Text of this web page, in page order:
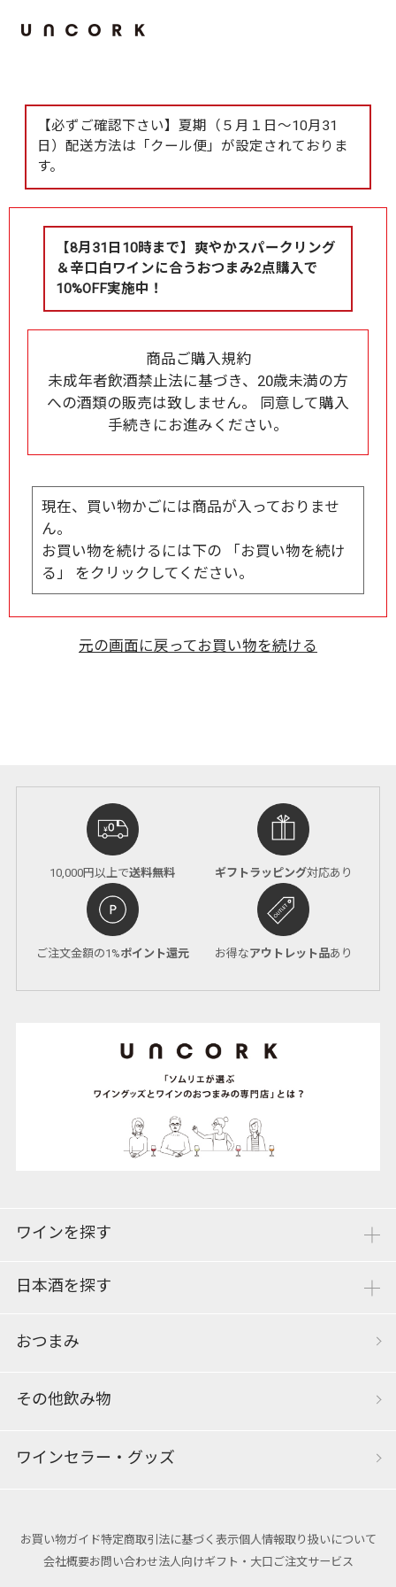
【必ずご確認下さい】夏期（５月１日～10月31
日）配送方法は「クール便」が設定されておりま
す。
【8月31日10時まで】爽やかスパークリング
＆辛口白ワインに合うおつまみ2点購入で
10%OFF実施中！
商品ご購入規約
未成年者飲酒禁止法に基づき、20歳未満の方
への酒類の販売は致しません。 同意して購入
手続きにお進みください。
現在、買い物かごには商品が入っておりませ
ん。
お買い物を続けるには下の 「お買い物を続け
る」 をクリックしてください。
元の画面に戻ってお買い物を続ける
10,000円以上で送料無料 ギフトラッピング対応あり
ご注文金額の1%ポイント還元 お得なアウトレット品あり
ワインを探す
日本酒を探す
おつまみ
その他飲み物
ワインセラー・グッズ
お買い物ガイド特定商取引法に基づく表示個人情報取り扱いについて
会社概要お問い合わせ法人向けギフト・大口ご注文サービス